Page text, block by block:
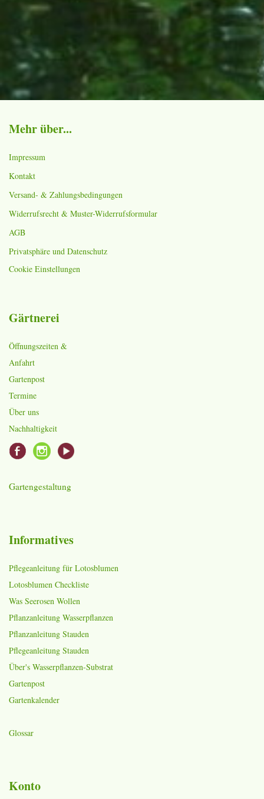
Mehr über...
Impressum
Kontakt
Versand- & Zahlungsbedingungen
Widerrufsrecht & Muster-Widerrufsformular
AGB
Privatsphäre und Datenschutz
Cookie Einstellungen
Gärtnerei
Öffnungszeiten &
Anfahrt
Gartenpost
Termine
Über uns
Nachhaltigkeit
Gartengestaltung
Informatives
Pflegeanleitung für Lotosblumen
Lotosblumen Checkliste
Was Seerosen Wollen
Pflanzanleitung Wasserpflanzen
Pflanzanleitung Stauden
Pflegeanleitung Stauden
Über's Wasserpflanzen-Substrat
Gartenpost
Gartenkalender
Glossar
Konto